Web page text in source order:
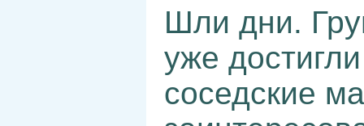
Шли дни.
уже
соседские